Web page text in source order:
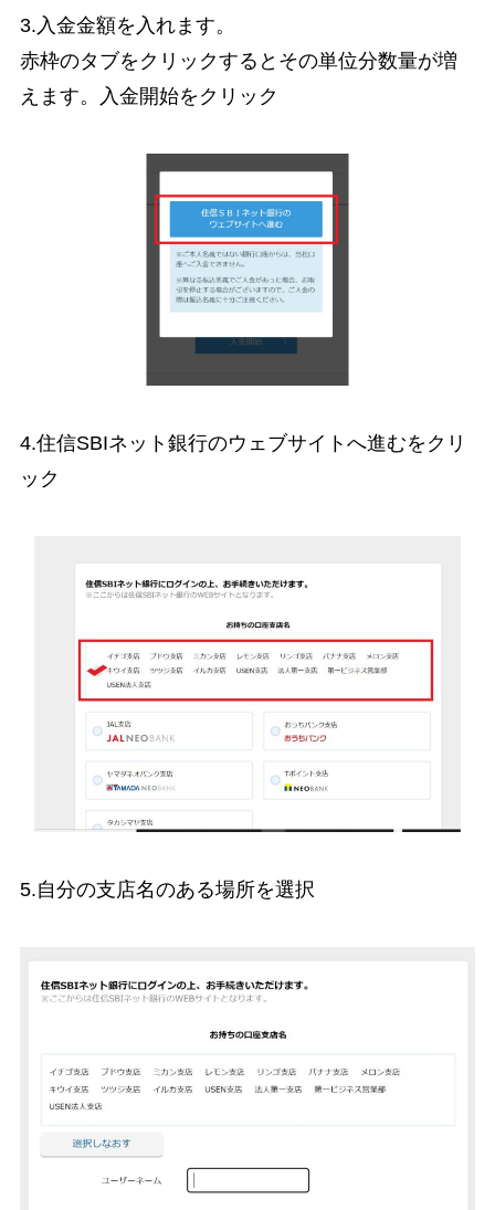
3.入金金額を入れます。
赤枠のタブをクリックするとその単位分数量が増
えます。入金開始をクリック
4.住信SBIネット銀行のウェブサイトへ進むをクリ
ック
5.自分の支店名のある場所を選択